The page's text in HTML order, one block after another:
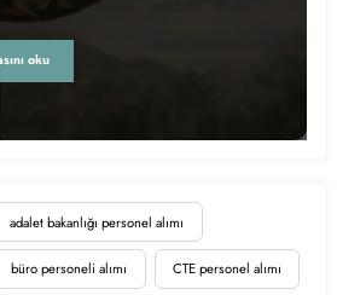
adalet bakanlığı personel alımı
büro personeli alımı CTE personel alımı
oku